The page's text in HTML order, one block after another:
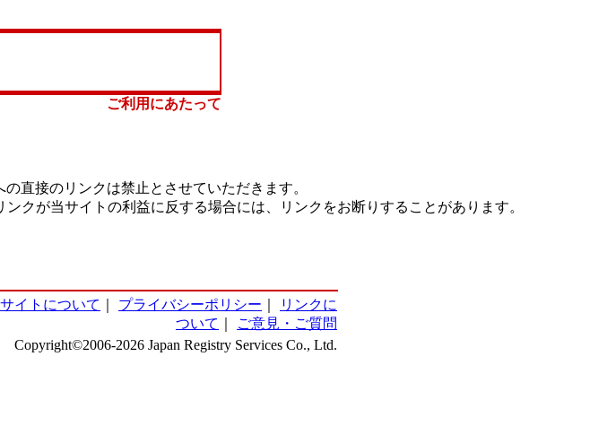
ご利用にあたって
直接のリンクは禁止とさせていただきます。
クが当サイトの利益に反する場合には、リンクをお断りすることがあります。
イトについて プライバシーポリシー
リンクに
ついて
ご意見・ご質問
Copyright©2006-2026 Japan Registry Services Co., Ltd.